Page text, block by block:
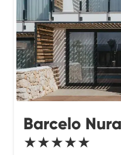
Barcelo Nura
★★★★★